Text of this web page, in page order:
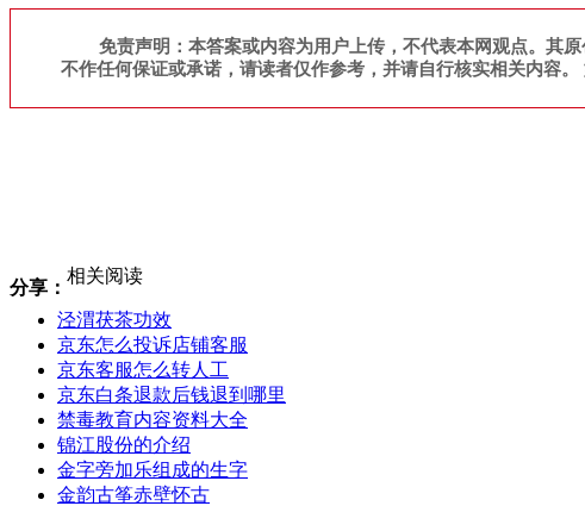
免责声明：本答案或内容为用户上传，不代表本网观点。其
不作任何保证或承诺，请读者仅作参考，并请自行核实相关内容。
分享：
相关阅读
泾渭茯茶功效
京东怎么投诉店铺客服
京东客服怎么转人工
京东白条退款后钱退到哪里
禁毒教育内容资料大全
锦江股份的介绍
金字旁加乐组成的生字
金韵古筝赤壁怀古